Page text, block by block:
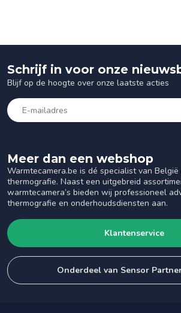
Meer dan een webshop
Warmtecamera.be is dé specialist van
thermografie. Naast een uitgebreid
warmtecamera’s bieden wij professioneel
thermografie en onderhoudsdiensten aan.
Klantenservice
Onderdeel van Sensor
Schrijf in voor onze
Blijf op de hoogte over onze laatste acties